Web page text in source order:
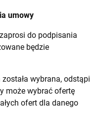
umowy
do podpisania
będzie
wybrana, odstąpi
może wybrać ofertę
ofert dla danego